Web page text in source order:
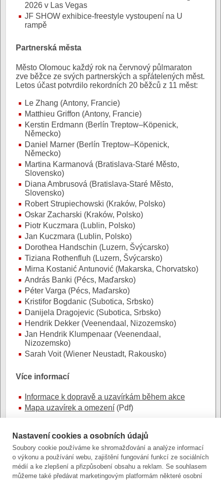
2026 v Las Vegas
JF SHOW exhibice-freestyle vystoupení na U
rampě
Partnerská města
Město Olomouc každý rok na červnový půlmaraton
zve běžce ze svých partnerských a spřátelených měst.
Letos účast potvrdilo rekordních 20 běžců z 11 měst:
Le Zhang (Antony, Francie)
Matthieu Griffon (Antony, Francie)
Kerstin Erdmann (Berlín Treptow–Köpenick,
Německo)
Daniel Marner (Berlín Treptow–Köpenick,
Německo)
Martina Karmanová (Bratislava-Staré Město,
Slovensko)
Diana Ambrusová (Bratislava-Staré Město,
Slovensko)
Robert Strupiechowski (Kraków, Polsko)
Oskar Zacharski (Kraków, Polsko)
Piotr Kuczmara (Lublin, Polsko)
Jan Kuczmara (Lublin, Polsko)
Dorothea Handschin (Luzern, Švýcarsko)
Tiziana Rothenfluh (Luzern, Švýcarsko)
Mirna Kostanić Antunović (Makarska, Chorvatsko)
András Banki (Pécs, Maďarsko)
Péter Varga (Pécs, Maďarsko)
Kristifor Bogdanic (Subotica, Srbsko)
Danijela Dragojevic (Subotica, Srbsko)
Hendrik Dekker (Veenendaal, Nizozemsko)
Jan Hendrik Klumpenaar (Veenendaal,
Nizozemsko)
Sarah Voit (Wiener Neustadt, Rakousko)
Více informací
Informace k dopravě a uzavírkám během akce
Mapa uzavírek a omezení (Pdf)
Autor: Mgr. et Bc. Lenka Jedličková, Ph.D.|Poslední
úprava: 12. června 2026 (pá)
Nastavení cookies a osobních údajů
Soubory cookie používáme ke shromažďování a analýze informací
o výkonu a používání webu, zajištění fungování funkcí ze sociálních
médií a ke zlepšení a přizpůsobení obsahu a reklam. Se souhlasem
můžeme také předávat marketingovým platformám některé osobní